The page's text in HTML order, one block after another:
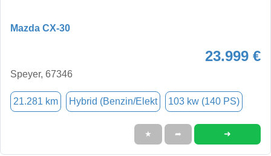
Mazda CX-30
23.999 €
Speyer, 67346
21.281 km Hybrid (Benzin/Elekt 103 kw (140 PS)
★ ➦ ➜